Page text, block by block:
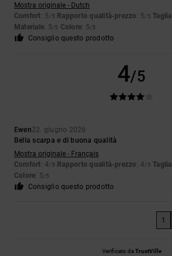
Mostra originale - Dutch
Comfort: 5/5 Rapporto qualità-prezzo : 5/5 Taglia
Materiale: 5/5 Colore: 5/5
Consiglio questo prodotto
4/5
Ewen22. giugno 2026
Bella scarpa e di buona qualità
Mostra originale - Français
Comfort: 4/5 Rapporto qualità-prezzo : 4/5 Taglia
Colore: 5/5
Consiglio questo prodotto
1
Verificato daTrustVille